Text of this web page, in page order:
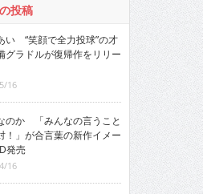
投稿
い “笑顔で全力投球”の才
グラドルが復帰作をリリー
16
のか 「みんなの言うこと
！」が合言葉の新作イメー
発売
16